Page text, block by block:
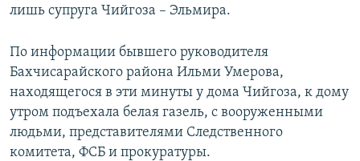
лишь супруга Чийгоза – Эльмира.
По информации бывшего руководителя
Бахчисарайского района Ильми Умерова,
находящегося в эти минуты у дома Чийгоза, к дому
утром подъехала белая газель, с вооруженными
людьми, представителями Следственного
комитета, ФСБ и прокуратуры.